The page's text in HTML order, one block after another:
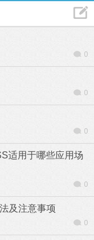
0
0
0
适用于哪些应用场
0
及注意事项
0